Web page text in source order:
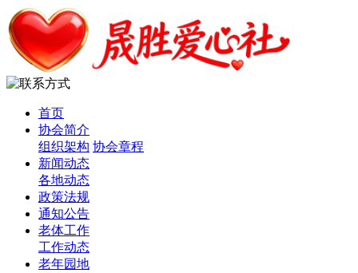
首页
协会简介
组织架构 协会章程
新闻动态
各地动态
政策法规
通知公告
老体工作
工作动态
老年园地